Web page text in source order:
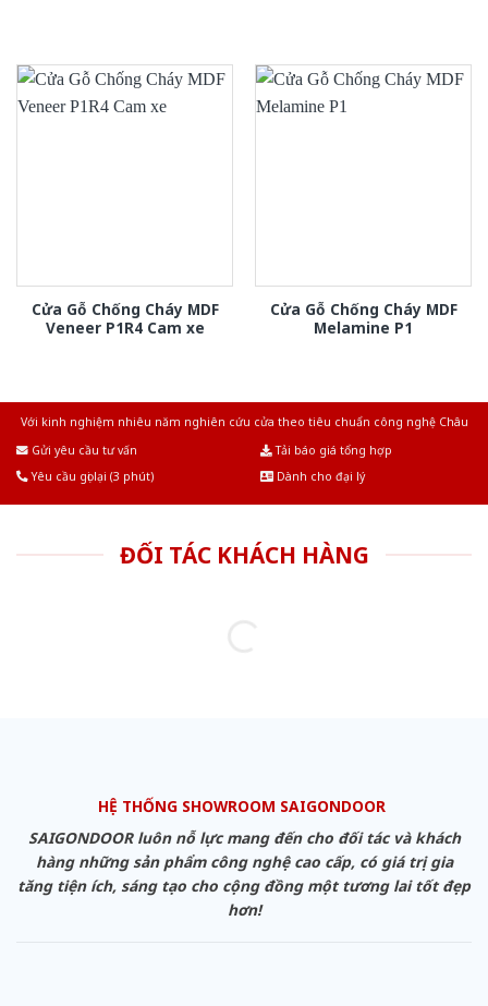
Cửa Gỗ Chống Cháy MDF
Veneer P1R4 Cam xe
Cửa Gỗ Chống Cháy MDF
Melamine P1
Với kinh nghiệm nhiêu năm nghiên cứu cửa theo tiêu chuẩn công nghệ Châu
Gửi yêu cầu tư vấn
Tải báo giá tổng hợp
Yêu cầu gọi lại (3 phút)
Dành cho đại lý
ĐỐI TÁC KHÁCH HÀNG
HỆ THỐNG SHOWROOM SAIGONDOOR
SAIGONDOOR luôn nỗ lực mang đến cho đối tác và khách
hàng những sản phẩm công nghệ cao cấp, có giá trị gia
tăng tiện ích, sáng tạo cho cộng đồng một tương lai tốt đẹp
hơn!